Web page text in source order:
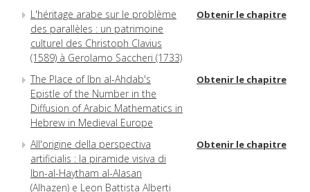
L'héritage arabe sur le problème
des parallèles : un patrimoine
culturel des Christoph Clavius
(1589) à Gerolamo Saccheri (1733)
Obtenir le chapitre
The Place of Ibn al-Ahdab's
Epistle of the Number in the
Diffusion of Arabic Mathematics in
Hebrew in Medieval Europe
Obtenir le chapitre
All'origine della perspectiva
artificialis : la piramide visiva di
Ibn-al-Haytham al-Alasan
(Alhazen) e Leon Battista Alberti
Obtenir le chapitre